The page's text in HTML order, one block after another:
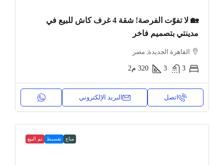
🏡 لا تفوّت الفرصة! شقة 4 غرف كاش للبيع في
مدينتي بتصميم فاخر
القاهرة الجديدة, مصر
3
3
320 م2
اتصل البريد الإلكتروني
مباع تقسيط تم البيع